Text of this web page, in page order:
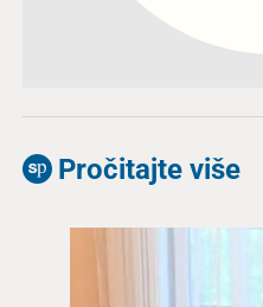
Pročitajte više